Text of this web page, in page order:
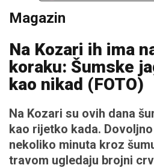
Magazin
Na Kozari ih ima
koraku: Šumske
kao nikad (FOTO)
Na Kozari su ovih dana
kao rijetko kada.
nekoliko minuta kroz
travom ugledaju brojni